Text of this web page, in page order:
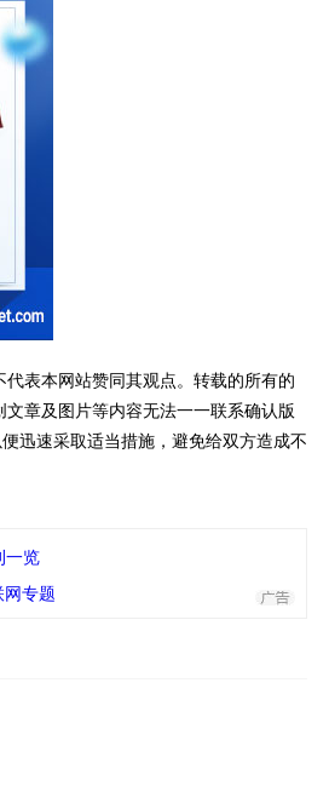
表本网站赞同其观点。转载的所有的
章及图片等内容无法一一联系确认版
迅速采取适当措施，避免给双方造成不
一览
专题